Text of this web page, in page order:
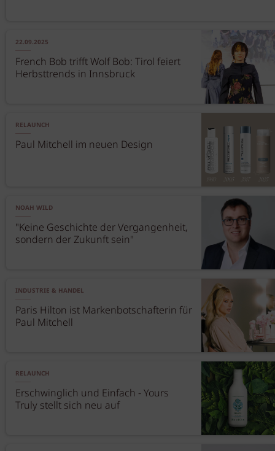
22.09.2025
French Bob trifft Wolf Bob: Tirol feiert
Herbsttrends in Innsbruck
RELAUNCH
Paul Mitchell im neuen Design
NOAH WILD
"Keine Geschichte der Vergangenheit,
sondern der Zukunft sein"
INDUSTRIE & HANDEL
Paris Hilton ist Markenbotschafterin für
Paul Mitchell
RELAUNCH
Erschwinglich und Einfach - Yours
Truly stellt sich neu auf